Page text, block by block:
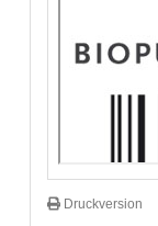
Druckversion